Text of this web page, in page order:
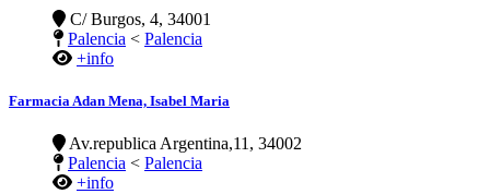
C/ Burgos, 4, 34001
Palencia < Palencia
+info
Farmacia Adan Mena, Isabel Maria
Av.republica Argentina,11, 34002
Palencia < Palencia
+info